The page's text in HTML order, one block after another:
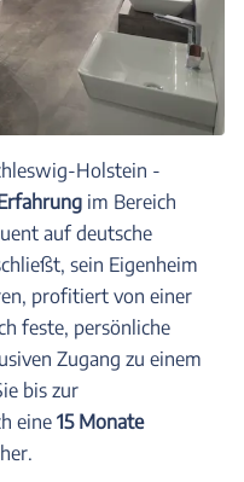
Holstein -
im Bereich
auf deutsche
sein Eigenheim
profitiert von einer
feste, persönliche
Zugang zu einem
bis zur
eine15 Monate